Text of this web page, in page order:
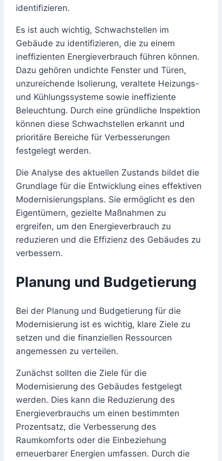
identifizieren.
Es ist auch wichtig, Schwachstellen im
Gebäude zu identifizieren, die zu einem
ineffizienten Energieverbrauch führen können.
Dazu gehören undichte Fenster und Türen,
unzureichende Isolierung, veraltete Heizungs-
und Kühlungssysteme sowie ineffiziente
Beleuchtung. Durch eine gründliche Inspektion
können diese Schwachstellen erkannt und
prioritäre Bereiche für Verbesserungen
festgelegt werden.
Die Analyse des aktuellen Zustands bildet die
Grundlage für die Entwicklung eines effektiven
Modernisierungsplans. Sie ermöglicht es den
Eigentümern, gezielte Maßnahmen zu
ergreifen, um den Energieverbrauch zu
reduzieren und die Effizienz des Gebäudes zu
verbessern.
Planung und Budgetierung
Bei der Planung und Budgetierung für die
Modernisierung ist es wichtig, klare Ziele zu
setzen und die finanziellen Ressourcen
angemessen zu verteilen.
Zunächst sollten die Ziele für die
Modernisierung des Gebäudes festgelegt
werden. Dies kann die Reduzierung des
Energieverbrauchs um einen bestimmten
Prozentsatz, die Verbesserung des
Raumkomforts oder die Einbeziehung
erneuerbarer Energien umfassen. Durch die